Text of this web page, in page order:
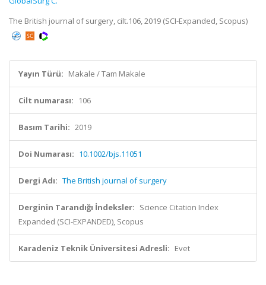
The British journal of surgery, cilt.106, 2019 (SCI-Expanded, Scopus)
Yayın Türü: Makale / Tam Makale
Cilt numarası: 106
Basım Tarihi: 2019
Doi Numarası: 10.1002/bjs.11051
Dergi Adı: The British journal of surgery
Derginin Tarandığı İndeksler: Science Citation Index
Expanded (SCI-EXPANDED), Scopus
Karadeniz Teknik Üniversitesi Adresli: Evet